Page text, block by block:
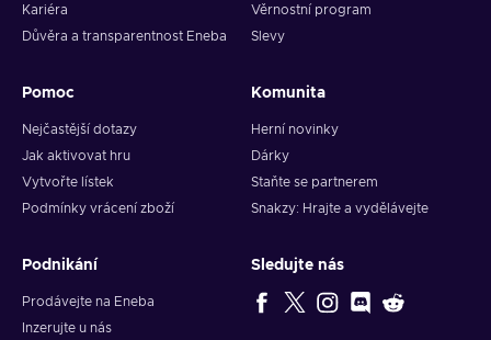
Kariéra
Důvěra a transparentnost Eneba
Věrnostní program
Slevy
Pomoc
Nejčastější dotazy
Jak aktivovat hru
Vytvořte lístek
Podmínky vrácení zboží
Komunita
Herní novinky
Dárky
Staňte se partnerem
Snakzy: Hrajte a vydělávejte
Podnikání
Prodávejte na Eneba
Inzerujte u nás
Sledujte nás